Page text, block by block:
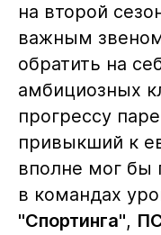
на второй
важным
обратить на
амбициозных
прогрессу
привыкший к
вполне мог бы
в командах
"Спортинга",